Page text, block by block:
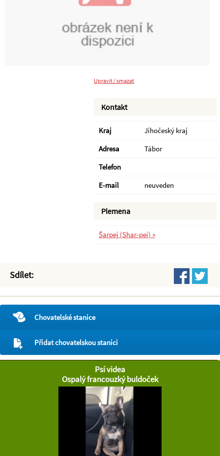
Upravit / smazat
Kontakt
Kraj
Jihočeský kraj
Adresa
Tábor
Telefon
E-mail
neuveden
Plemena
Šarpej (Shar-pei) »
Sdílet:
Chovatelské stanice
Přidat chovatelskou stanici
Psí videa
Ospalý francouzký buldoček